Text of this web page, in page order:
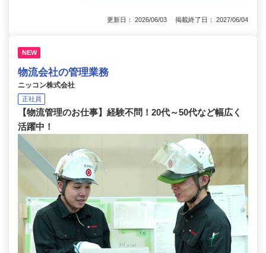
更新日： 2026/06/03 掲載終了日： 2027/06/04
NEW
物流会社の管理業務
ニッコン株式会社
正社員
【物流管理のお仕事】経験不問！20代～50代など幅広く
活躍中！